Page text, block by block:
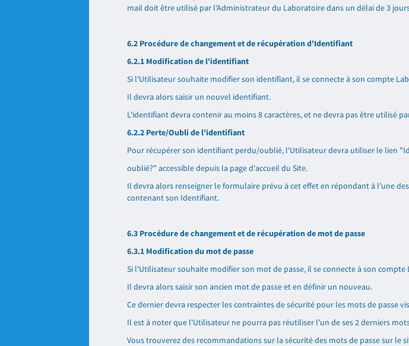
mail doit être utilisé par l'Administrateur du Laboratoire dans un délai de 3
6.2 Procédure de changement et de récupération d'Identifiant
6.2.1 Modification de l'identifiant
Si l'Utilisateur souhaite modifier son identifiant, il se connecte à son compte
Il devra alors saisir un nouvel identifiant.
L'identifiant devra contenir au moins 8 caractères, et ne devra pas être utilisé
6.2.2 Perte/Oubli de l'identifiant
Pour récupérer son identifiant perdu/oublié, l'Utilisateur devra utiliser le lien
oublié?" accessible depuis la page d'accueil du Site.
Il devra alors renseigner le formulaire prévu à cet effet en répondant à l'une
contenant son Identifiant.
6.3 Procédure de changement et de récupération de mot de passe
6.3.1 Modification du mot de passe
Si l'Utilisateur souhaite modifier son mot de passe, il se connecte à son
Il devra alors saisir son ancien mot de passe et en définir un nouveau.
Ce dernier devra respecter les contraintes de sécurité pour les mots de passe
Il est à noter que l'Utilisateur ne pourra pas réutiliser l'un de ses 2 derniers
Vous trouverez des recommandations sur la sécurité des mots de passe sur le